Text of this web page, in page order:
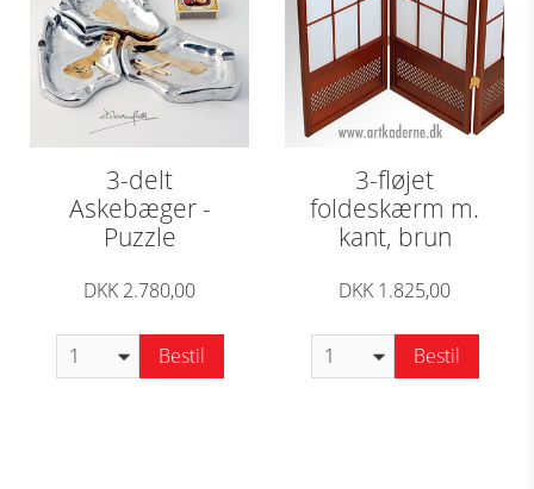
3-delt
Askebæger -
Puzzle
DKK 2.780,00
Bestil
3-fløjet
foldeskærm m.
kant, brun
DKK 1.825,00
Bestil